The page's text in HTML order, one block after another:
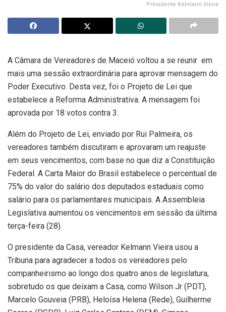
Presidente Kelmann Vieira
A Câmara de Vereadores de Maceió voltou a se reunir em
mais uma sessão extraordinária para aprovar mensagem do
Poder Executivo. Desta vez, foi o Projeto de Lei que
estabelece a Reforma Administrativa. A mensagem foi
aprovada por 18 votos contra 3.
Além do Projeto de Lei, enviado por Rui Palmeira, os
vereadores também discutiram e aprovaram um reajuste
em seus vencimentos, com base no que diz a Constituição
Federal. A Carta Maior do Brasil estabelece o percentual de
75% do valor do salário dos deputados estaduais como
salário para os parlamentares municipais. A Assembleia
Legislativa aumentou os vencimentos em sessão da última
terça-feira (28).
O presidente da Casa, vereador Kelmann Vieira usou a
Tribuna para agradecer a todos os vereadores pelo
companheirismo ao longo dos quatro anos de legislatura,
sobretudo os que deixam a Casa, como Wilson Jr (PDT),
Marcelo Gouveia (PRB), Heloísa Helena (Rede), Guilherme